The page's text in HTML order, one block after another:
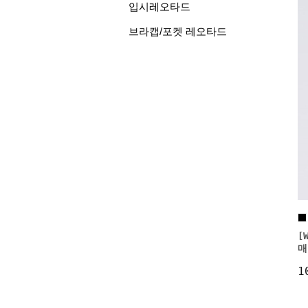
입시레오타드
브라캡/포켓 레오타드